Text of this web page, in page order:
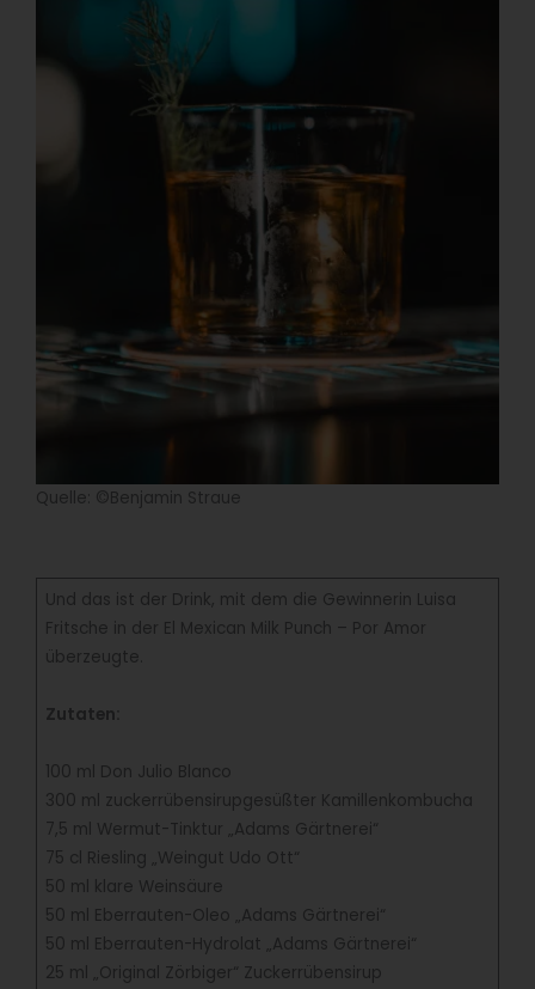
Quelle: ©Benjamin Straue
Und das ist der Drink, mit dem die Gewinnerin Luisa
Fritsche in der El Mexican Milk Punch – Por Amor
überzeugte.
Zutaten:
100 ml Don Julio Blanco
300 ml zuckerrübensirupgesüßter Kamillenkombucha
7,5 ml Wermut-Tinktur „Adams Gärtnerei“
75 cl Riesling „Weingut Udo Ott“
50 ml klare Weinsäure
50 ml Eberrauten-Oleo „Adams Gärtnerei“
50 ml Eberrauten-Hydrolat „Adams Gärtnerei“
25 ml „Original Zörbiger“ Zuckerrübensirup